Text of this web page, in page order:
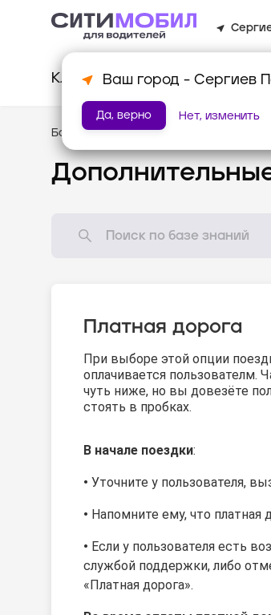
Ваш город - Сергиев
Да, верно Нет, изменить
Клиентам Водителям
База знаний /Стандарты оказания
Платная дорога
При выборе этой опции
оплачивается пользователм.
чуть ниже, но вы довезёте
стоять в пробках.
В начале поездки:
• Уточните у пользователя,
• Напомните ему, что платная
• Если у пользователя есть
службой поддержки, либо
«Платная дорога».